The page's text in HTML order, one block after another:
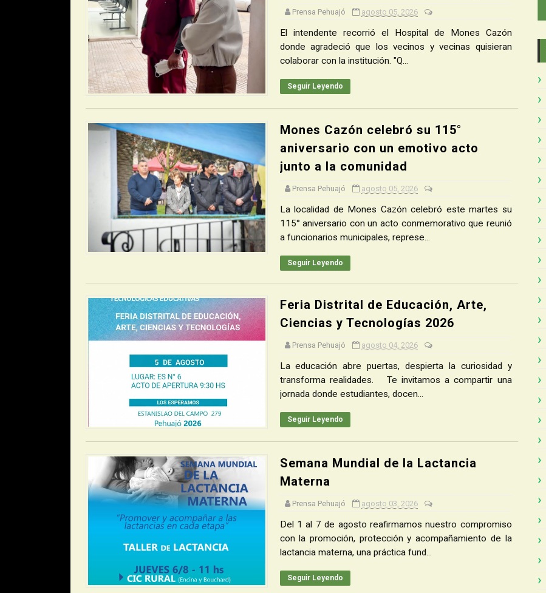
Prensa Pehuajó agosto 05, 2026
El intendente recorrió el Hospital de Mones Cazón
donde agradeció que los vecinos y vecinas quisieran
colaborar con la institución. "Q...
Seguir Leyendo
Mones Cazón celebró su 115°
aniversario con un emotivo acto
junto a la comunidad
Prensa Pehuajó agosto 05, 2026
La localidad de Mones Cazón celebró este martes su
115° aniversario con un acto conmemorativo que reunió
a funcionarios municipales, represe...
Seguir Leyendo
Feria Distrital de Educación, Arte,
Ciencias y Tecnologías 2026
Prensa Pehuajó agosto 04, 2026
La educación abre puertas, despierta la curiosidad y
transforma realidades. Te invitamos a compartir una
jornada donde estudiantes, docen...
Seguir Leyendo
Semana Mundial de la Lactancia
Materna
Prensa Pehuajó agosto 03, 2026
Del 1 al 7 de agosto reafirmamos nuestro compromiso
con la promoción, protección y acompañamiento de la
lactancia materna, una práctica fund...
Seguir Leyendo